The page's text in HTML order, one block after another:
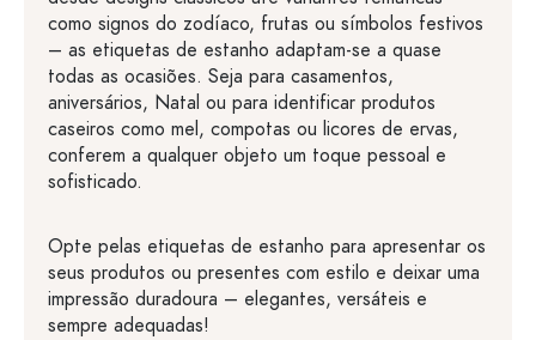
como signos do zodíaco, frutas ou símbolos festivos
– as etiquetas de estanho adaptam-se a quase
todas as ocasiões. Seja para casamentos,
aniversários, Natal ou para identificar produtos
caseiros como mel, compotas ou licores de ervas,
conferem a qualquer objeto um toque pessoal e
sofisticado.
Opte pelas etiquetas de estanho para apresentar os
seus produtos ou presentes com estilo e deixar uma
impressão duradoura – elegantes, versáteis e
sempre adequadas!